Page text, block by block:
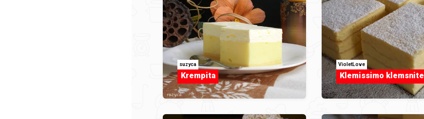
suzyca
Krempita
VioletLove
Klemissimo klemsnite